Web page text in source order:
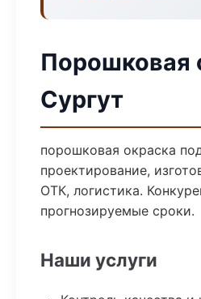
Порошковая
Сургут
порошковая окраска
проектирование,
ОТК, логистика.
прогнозируемые сроки.
Наши услуги